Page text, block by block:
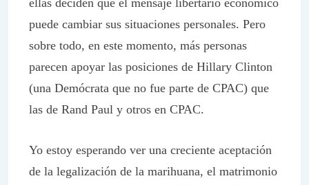
ellas deciden que el mensaje libertario económico
puede cambiar sus situaciones personales. Pero
sobre todo, en este momento, más personas
parecen apoyar las posiciones de Hillary Clinton
(una Demócrata que no fue parte de CPAC) que
las de Rand Paul y otros en CPAC.
Yo estoy esperando ver una creciente aceptación
de la legalización de la marihuana, el matrimonio